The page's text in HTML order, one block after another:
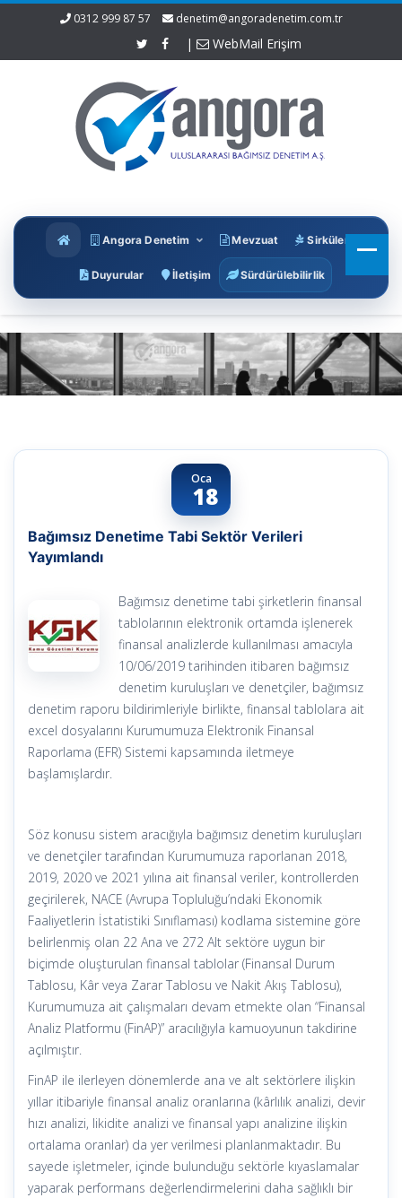
0312 999 87 57 denetim@angoradenetim.com.tr
| WebMail Erişim
Angora Denetim Mevzuat Sirküler
Duyurular İletişim Sürdürülebilirlik
Oca
18
Bağımsız Denetime Tabi Sektör Verileri
Yayımlandı
Bağımsız denetime tabi şirketlerin finansal
tablolarının elektronik ortamda işlenerek
finansal analizlerde kullanılması amacıyla
10/06/2019 tarihinden itibaren bağımsız
denetim kuruluşları ve denetçiler, bağımsız
denetim raporu bildirimleriyle birlikte, finansal tablolara ait
excel dosyalarını Kurumumuza Elektronik Finansal
Raporlama (EFR) Sistemi kapsamında iletmeye
başlamışlardır.
Söz konusu sistem aracığıyla bağımsız denetim kuruluşları
ve denetçiler tarafından Kurumumuza raporlanan 2018,
2019, 2020 ve 2021 yılına ait finansal veriler, kontrollerden
geçirilerek, NACE (Avrupa Topluluğu’ndaki Ekonomik
Faaliyetlerin İstatistiki Sınıflaması) kodlama sistemine göre
belirlenmiş olan 22 Ana ve 272 Alt sektöre uygun bir
biçimde oluşturulan finansal tablolar (Finansal Durum
Tablosu, Kâr veya Zarar Tablosu ve Nakit Akış Tablosu),
Kurumumuza ait çalışmaları devam etmekte olan “Finansal
Analiz Platformu (FinAP)” aracılığıyla kamuoyunun takdirine
açılmıştır.
FinAP ile ilerleyen dönemlerde ana ve alt sektörlere ilişkin
yıllar itibariyle finansal analiz oranlarına (kârlılık analizi, devir
hızı analizi, likidite analizi ve finansal yapı analizine ilişkin
ortalama oranlar) da yer verilmesi planlanmaktadır. Bu
sayede işletmeler, içinde bulunduğu sektörle kıyaslamalar
yaparak performans değerlendirmelerini daha sağlıklı bir